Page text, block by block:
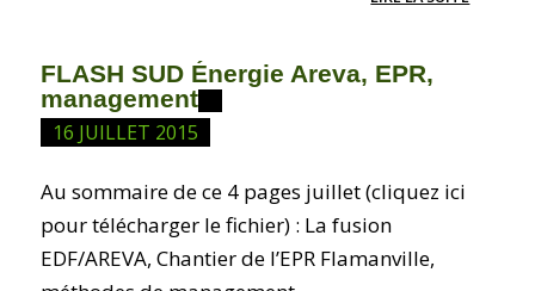
FLASH SUD Énergie Areva, EPR,
management
16 JUILLET 2015
Au sommaire de ce 4 pages juillet (cliquez ici
pour télécharger le fichier) : La fusion
EDF/AREVA, Chantier de l’EPR Flamanville,